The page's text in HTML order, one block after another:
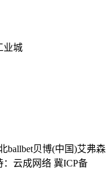
业城
ballbet贝博(中国)艾弗森
云成网络 冀ICP备